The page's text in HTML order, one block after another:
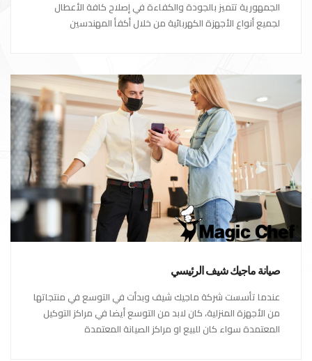
الجمهورية تتميز بالجودة والكفاءة في إصلاح كافة الأعطال
لجميع أنواع الأجهزة الكهربائية من خلال أكفأ المهندسين
صيانة ماجيك شيف الرئيسي
عندما تأسست شركة ماجيك شيف وبدأت في التوسع في منتجاتها
من الأجهزة المنزلية، كان لابد من التوسع أيضا في مراكز التوكيل
المعتمدة سواء كان للبيع او مراكز الصيانة المعتمدة